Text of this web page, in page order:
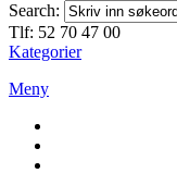
Search:
Tlf: 52 70 47 00
Kategorier
Meny